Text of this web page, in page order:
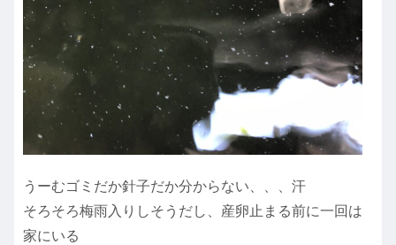
うーむゴミだか針子だか分からない、、、汗
そろそろ梅雨入りしそうだし、産卵止まる前に一回は
家にいる